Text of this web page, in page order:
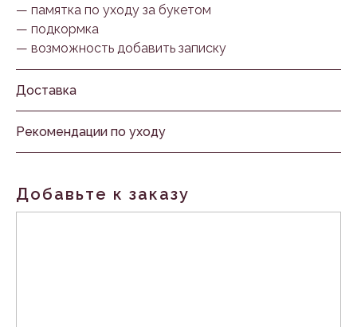
— памятка по уходу за букетом
— подкормка
— возможность добавить записку
Доставка
Рекомендации по уходу
Добавьте к заказу